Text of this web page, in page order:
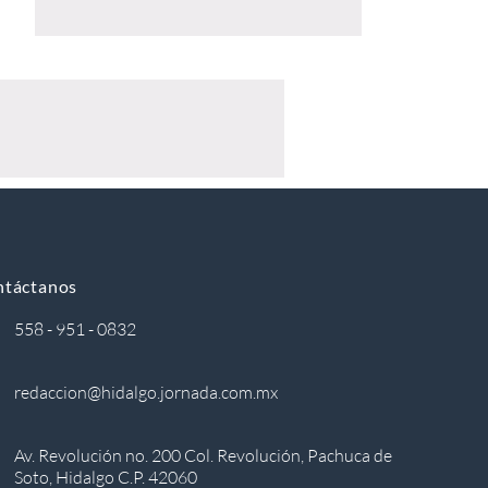
558 - 951 - 0832
redaccion@hidalgo.jornada.com.mx
Av. Revolución no. 200 Col. Revolución, Pachuca de
Soto, Hidalgo C.P. 42060